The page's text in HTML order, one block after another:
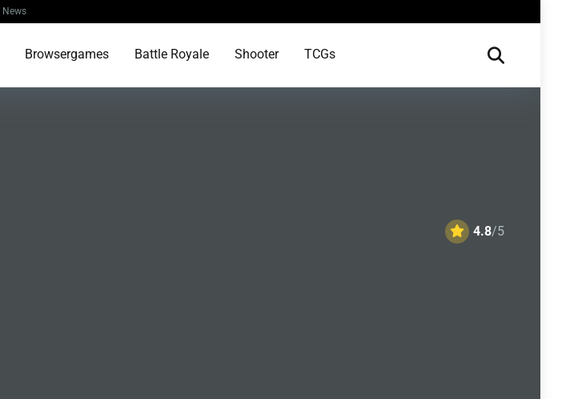
News
Browsergames Battle Royale Shooter TCGs
4.8/5